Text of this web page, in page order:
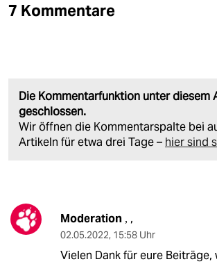
7 Kommentare
Die Kommentarfunktion unter diesem
geschlossen.
Wir öffnen die Kommentarspalte bei
Artikeln für etwa drei Tage – hier sind
Moderation, ,
02.05.2022, 15:58 Uhr
Vielen Dank für eure Beiträge,